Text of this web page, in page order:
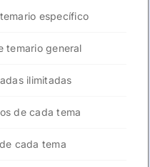
específico
temario general
ilimitadas
de cada tema
cada tema